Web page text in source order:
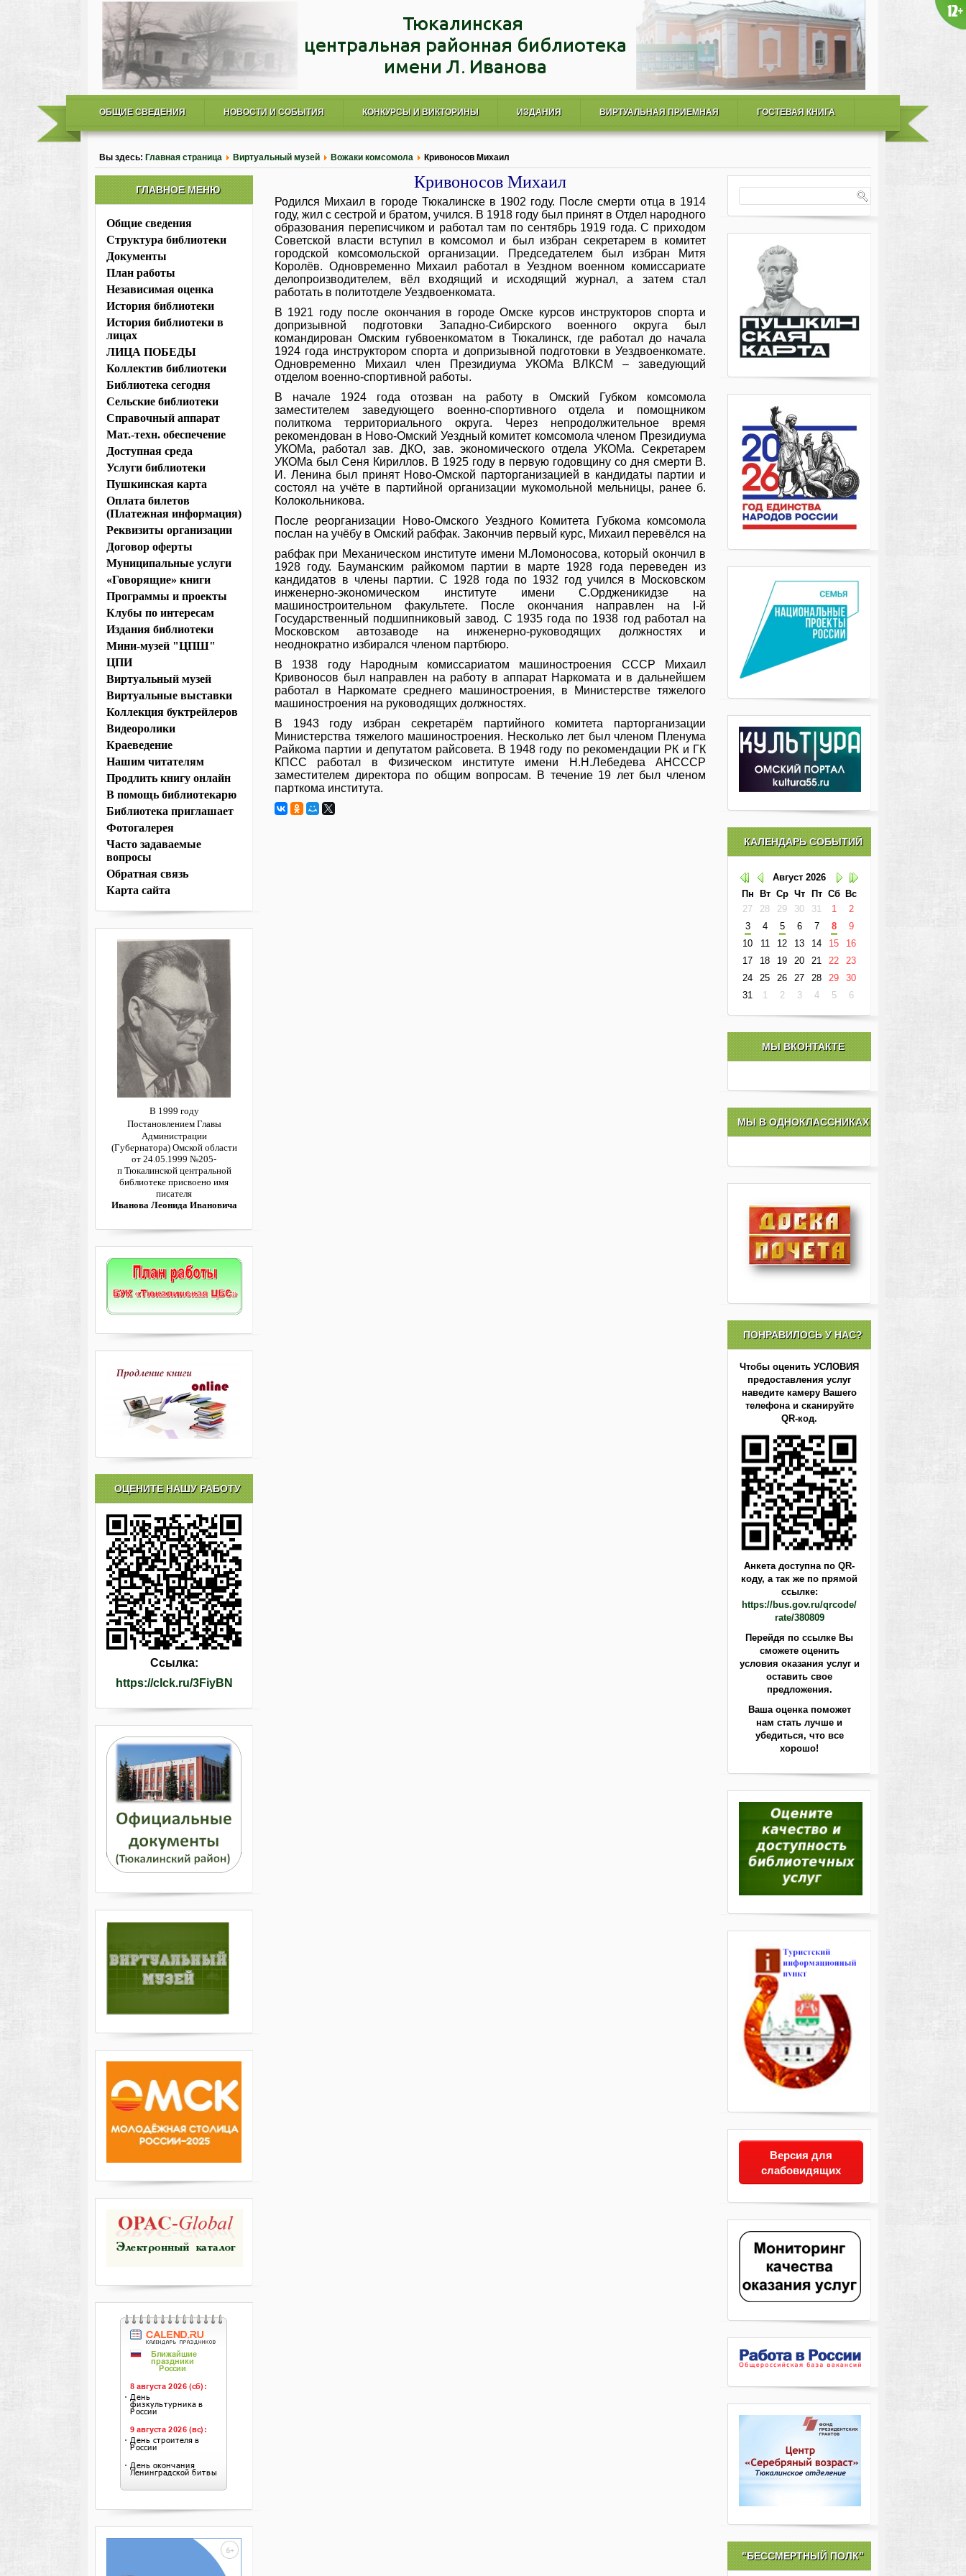
ОБЩИЕ СВЕДЕНИЯ НОВОСТИ И СОБЫТИЯ КОНКУРСЫ И ВИКТОРИНЫ ИЗДАНИЯ ВИРТУАЛЬНАЯ ПРИЕМНАЯ ГОСТЕВАЯ КНИГА
Вы здесь: Главная страница Виртуальный музей Вожаки комсомола Кривоносов Михаил
Кривоносов Михаил
Родился Михаил в городе Тюкалинске в 1902 году. После смерти отца в 1914
году, жил с сестрой и братом, учился. В 1918 году был принят в Отдел народного
образования переписчиком и работал там по сентябрь 1919 года. С приходом
Советской власти вступил в комсомол и был избран секретарем в комитет
городской комсомольской организации. Председателем был избран Митя
Королёв. Одновременно Михаил работал в Уездном военном комиссариате
делопроизводителем, вёл входящий и исходящий журнал, а затем стал
работать в политотделе Уездвоенкомата.
В 1921 году после окончания в городе Омске курсов инструкторов спорта и
допризывной подготовки Западно-Сибирского военного округа был
командирован Омским губвоенкоматом в Тюкалинск, где работал до начала
1924 года инструктором спорта и допризывной подготовки в Уездвоенкомате.
Одновременно Михаил член Президиума УКОМа ВЛКСМ – заведующий
отделом военно-спортивной работы.
В начале 1924 года отозван на работу в Омский Губком комсомола
заместителем заведующего военно-спортивного отдела и помощником
политкома территориального округа. Через непродолжительное время
рекомендован в Ново-Омский Уездный комитет комсомола членом Президиума
УКОМа, работал зав. ДКО, зав. экономического отдела УКОМа. Секретарем
УКОМа был Сеня Кириллов. В 1925 году в первую годовщину со дня смерти В.
И. Ленина был принят Ново-Омской парторганизацией в кандидаты партии и
состоял на учёте в партийной организации мукомольной мельницы, ранее б.
Колокольникова.
После реорганизации Ново-Омского Уездного Комитета Губкома комсомола
послан на учёбу в Омский рабфак. Закончив первый курс, Михаил перевёлся на
рабфак при Механическом институте имени М.Ломоносова, который окончил в
1928 году. Бауманским райкомом партии в марте 1928 года переведен из
кандидатов в члены партии. С 1928 года по 1932 год учился в Московском
инженерно-экономическом институте имени С.Ордженикидзе на
машиностроительном факультете. После окончания направлен на
-й
Государственный подшипниковый завод. С 1935 года по 1938 год работал на
Московском автозаводе на инженерно-руководящих должностях и
неоднократно избирался членом партбюро.
В 1938 году Народным комиссариатом машиностроения СССР Михаил
Кривоносов был направлен на работу в аппарат Наркомата и в дальнейшем
работал в Наркомате среднего машиностроения, в Министерстве тяжелого
машиностроения на руководящих должностях.
В 1943 году избран секретарём партийного комитета парторганизации
Министерства тяжелого машиностроения. Несколько лет был членом Пленума
Райкома партии и депутатом райсовета. В 1948 году по рекомендации РК и ГК
КПСС работал в Физическом институте имени Н.Н.Лебедева АНСССР
заместителем директора по общим вопросам. В течение 19 лет был членом
парткома института.
ГЛАВНОЕ МЕНЮ
Общие сведения
Структура библиотеки
Документы
План работы
Независимая оценка
История библиотеки
История библиотеки в
лицах
ЛИЦА ПОБЕДЫ
Коллектив библиотеки
Библиотека сегодня
Сельские библиотеки
Справочный аппарат
Мат.-техн. обеспечение
Доступная среда
Услуги библиотеки
Пушкинская карта
Оплата билетов
(Платежная информация)
Реквизиты организации
Договор оферты
Муниципальные услуги
«Говорящие» книги
Программы и проекты
Клубы по интересам
Издания библиотеки
Мини-музей "ЦПШ"
ЦПИ
Виртуальный музей
Виртуальные выставки
Коллекция буктрейлеров
Видеоролики
Краеведение
Нашим читателям
Продлить книгу онлайн
В помощь библиотекарю
Библиотека приглашает
Фотогалерея
Часто задаваемые
вопросы
Обратная связь
Карта сайта
В 1999 году
Постановлением Главы
Администрации
(Губернатора) Омской области
от 24.05.1999 №205-
п Тюкалинской центральной
библиотеке присвоено имя
писателя
Иванова Леонида Ивановича
ОЦЕНИТЕ НАШУ РАБОТУ
Ссылка:
https://clck.ru/3FiyBN
КАЛЕНДАРЬ СОБЫТИЙ
Август 2026
Пн
Вт Ср Чт Пт Сб
Вс
27
28 29 30 31 1
2
3
4 5 6 7 8
9
10
11 12 13 14 15
16
17
18 19 20 21 22
23
24
25 26 27 28 29
30
31
1 2 3 4 5 6
МЫ ВКОНТАКТЕ
МЫ В ОДНОКЛАССНИКАХ
ПОНРАВИЛОСЬ У НАС?
Чтобы оценить УСЛОВИЯ
предоставления услуг
наведите камеру Вашего
телефона и сканируйте
QR-код.
Анкета доступна по QR-
коду, а так же по прямой
ссылке:
https://bus.gov.ru/qrcode/
rate/380809
Перейдя по ссылке Вы
сможете оценить
условия оказания услуг и
оставить свое
предложения.
Ваша оценка поможет
нам стать лучше и
убедиться, что все
хорошо!
Версия для
слабовидящих
"БЕССМЕРТНЫЙ ПОЛК"